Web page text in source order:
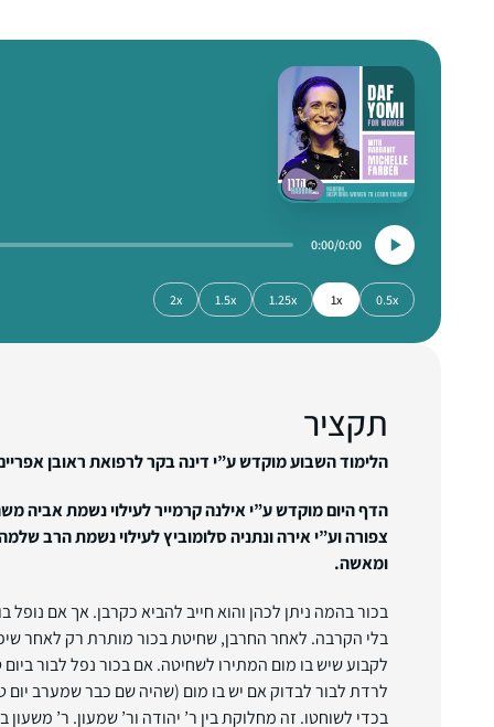
0:00
0:00
0.5x
1x
1.25x
1.5x
2x
תקציר
הלימוד השבוע מוקדש ע”י דינה בקר לרפואת ראובן
הדף היום מוקדש ע”י אילנה קרמייר לעילוי נשמת אביה
צפורה וע”י אירה ונתניה סלומוביץ לעילוי נשמת הרב
ומאשה.
בכור בהמה ניתן לכהן והוא חייב להביא כקרבן. אך אם נופל
בלי הקרבה. לאחר החרבן, שחיטת בכור מותרת רק לאחר
לקבוע שיש בו מום המתירו לשחיטה. אם בכור נפל לבור
לרדת לבור לבדוק אם יש בו מום (שהיה שם כבר שמערב יום
בכדי לשוחטו. זה מחלוקת בין ר’ יהודה ור’ שמעון. ר’ משעון